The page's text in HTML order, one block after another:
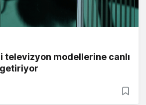
televizyon modellerine canlı